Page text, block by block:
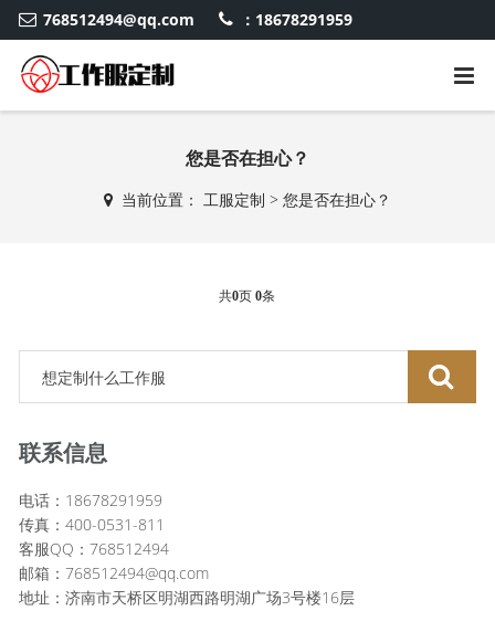
768512494@qq.com ：18678291959
您是否在担心？
当前位置： 工服定制 > 您是否在担心？
共0页0条
联系信息
电话：18678291959
传真：400-0531-811
客服QQ：768512494
邮箱：768512494@qq.com
地址：济南市天桥区明湖西路明湖广场3号楼16层